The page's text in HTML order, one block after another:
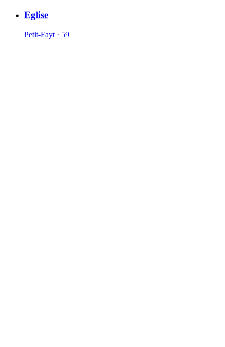
Eglise
Petit-Fayt · 59